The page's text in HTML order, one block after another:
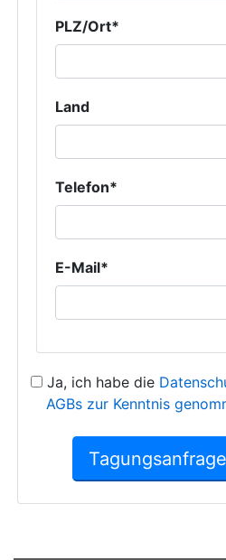
PLZ/Ort*
Land
Telefon*
E-Mail*
Ja, ich habe die
AGBs zur Kenntnis